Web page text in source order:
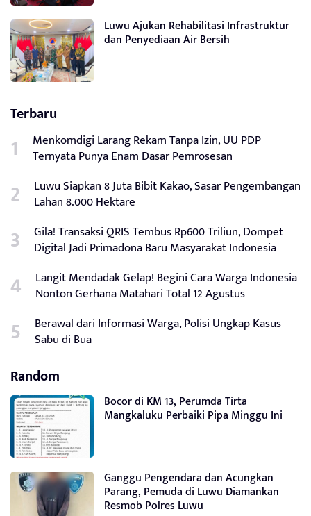
Luwu Ajukan Rehabilitasi Infrastruktur
dan Penyediaan Air Bersih
Terbaru
Menkomdigi Larang Rekam Tanpa Izin, UU PDP
Ternyata Punya Enam Dasar Pemrosesan
Luwu Siapkan 8 Juta Bibit Kakao, Sasar Pengembangan
Lahan 8.000 Hektare
Gila! Transaksi QRIS Tembus Rp600 Triliun, Dompet
Digital Jadi Primadona Baru Masyarakat Indonesia
Langit Mendadak Gelap! Begini Cara Warga Indonesia
Nonton Gerhana Matahari Total 12 Agustus
Berawal dari Informasi Warga, Polisi Ungkap Kasus
Sabu di Bua
Random
Bocor di KM 13, Perumda Tirta
Mangkaluku Perbaiki Pipa Minggu Ini
Ganggu Pengendara dan Acungkan
Parang, Pemuda di Luwu Diamankan
Resmob Polres Luwu